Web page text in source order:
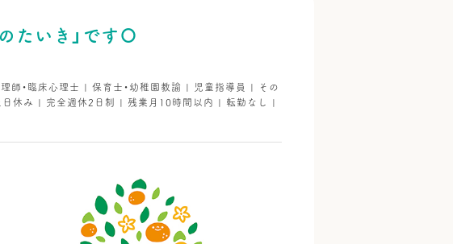
たいき」です〇
・臨床心理士 | 保育士・幼稚園教諭 | 児童指導員 | その
休み | 完全週休2日制 | 残業月10時間以内 | 転勤なし |